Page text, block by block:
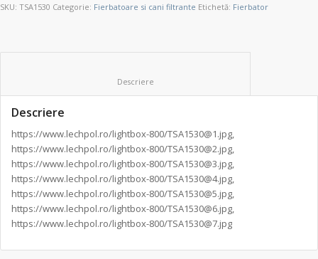
SKU: TSA1530 Categorie: Fierbatoare si cani filtrante Etichetă: Fierbator
Descriere
https://www.lechpol.ro/lightbox-800/TSA1530@1.jpg,
https://www.lechpol.ro/lightbox-800/TSA1530@2.jpg,
https://www.lechpol.ro/lightbox-800/TSA1530@3.jpg,
https://www.lechpol.ro/lightbox-800/TSA1530@4.jpg,
https://www.lechpol.ro/lightbox-800/TSA1530@5.jpg,
https://www.lechpol.ro/lightbox-800/TSA1530@6.jpg,
https://www.lechpol.ro/lightbox-800/TSA1530@7.jpg